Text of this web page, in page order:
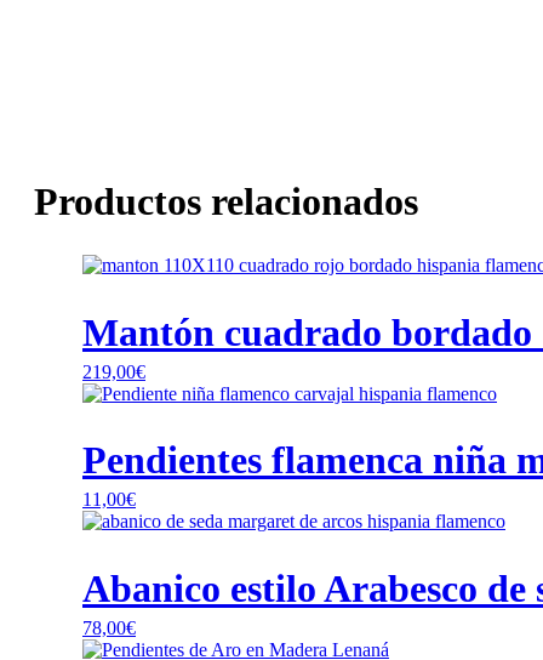
Productos relacionados
Mantón cuadrado bordado
219,00€
Pendientes flamenca niña
11,00€
Este
múltiples
variantes.
Las
opciones
elegir
en
la
página
Abanico estilo Arabesco
78,00€
Este